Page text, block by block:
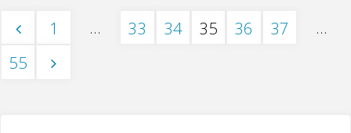
Residuos
Paginación
1 … 33 34 35 36 37
…
55